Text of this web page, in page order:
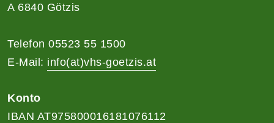
A 6840 Götzis
Telefon 05523 55 1500
E-Mail: info(at)vhs-goetzis.at
Konto
IBAN AT975800016181076112